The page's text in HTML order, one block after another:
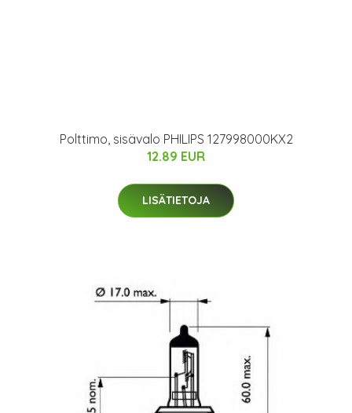
Polttimo, sisävalo PHILIPS 127998000KX2
12.89 EUR
LISÄTIETOJA